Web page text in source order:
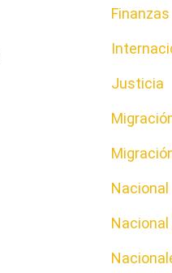
Finanzas
Justicia
Nacional